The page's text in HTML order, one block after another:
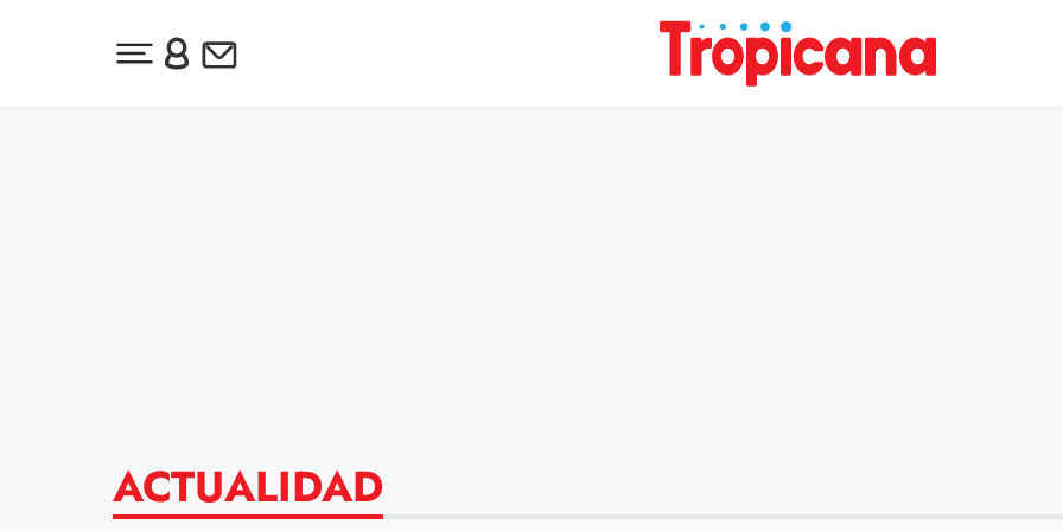
Desplegar menú principal
Inicia sesión o regístrate
Newsletter
ACTUALIDAD